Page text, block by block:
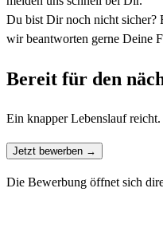
Du bist Dir noch nicht sicher?
wir beantworten gerne Deine
Bereit für den
Ein knapper Lebenslauf
Jetzt bewerben →
Die Bewerbung öffnet sich